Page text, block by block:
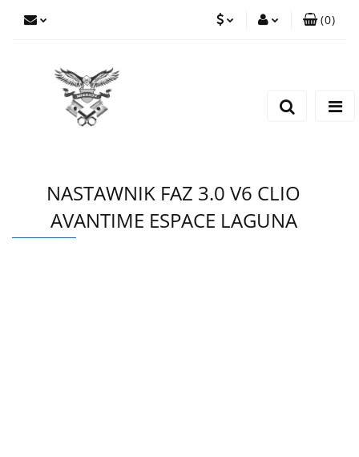
(0)
NASTAWNIK FAZ 3.0 V6 CLIO
AVANTIME ESPACE LAGUNA